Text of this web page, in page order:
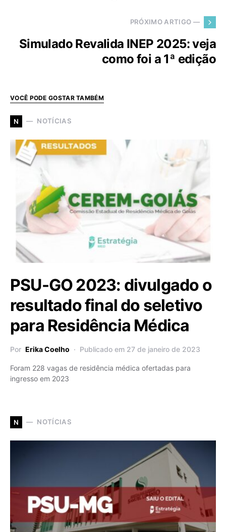
PRÓXIMO ARTIGO —
Simulado Revalida INEP 2025: veja
como foi a 1ª edição
VOCÊ PODE GOSTAR TAMBÉM
N NOTÍCIAS
PSU-GO 2023: divulgado o
resultado final do seletivo
para Residência Médica
Por Erika Coelho Publicado em 27 de janeiro de 2023
Foram 228 vagas de residência médica ofertadas para
ingresso em 2023
N NOTÍCIAS